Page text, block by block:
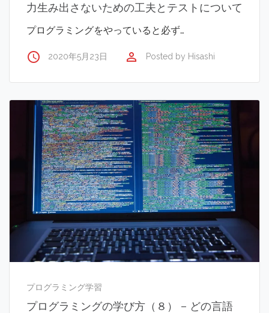
力生み出さないための工夫とテストについて
プログラミングをやっていると必ず…
access_time 2020年5月23日 perm_identity Posted by Hisashi
プログラミング学習
プログラミングの学び方（８） – どの言語